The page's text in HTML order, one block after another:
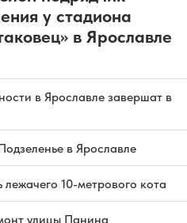
у стадиона
в Ярославле
в Ярославле завершат в
в Ярославле
лежачего 10-метрового кота
улицы Панина